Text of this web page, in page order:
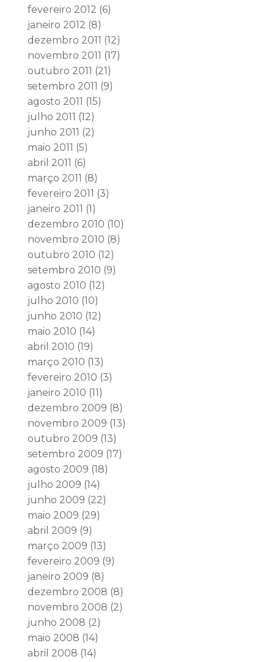
fevereiro 2012 (6)
janeiro 2012 (8)
dezembro 2011 (12)
novembro 2011 (17)
outubro 2011 (21)
setembro 2011 (9)
agosto 2011 (15)
julho 2011 (12)
junho 2011 (2)
maio 2011 (5)
abril 2011 (6)
março 2011 (8)
fevereiro 2011 (3)
janeiro 2011 (1)
dezembro 2010 (10)
novembro 2010 (8)
outubro 2010 (12)
setembro 2010 (9)
agosto 2010 (12)
julho 2010 (10)
junho 2010 (12)
maio 2010 (14)
abril 2010 (19)
março 2010 (13)
fevereiro 2010 (3)
janeiro 2010 (11)
dezembro 2009 (8)
novembro 2009 (13)
outubro 2009 (13)
setembro 2009 (17)
agosto 2009 (18)
julho 2009 (14)
junho 2009 (22)
maio 2009 (29)
abril 2009 (9)
março 2009 (13)
fevereiro 2009 (9)
janeiro 2009 (8)
dezembro 2008 (8)
novembro 2008 (2)
junho 2008 (2)
maio 2008 (14)
abril 2008 (14)